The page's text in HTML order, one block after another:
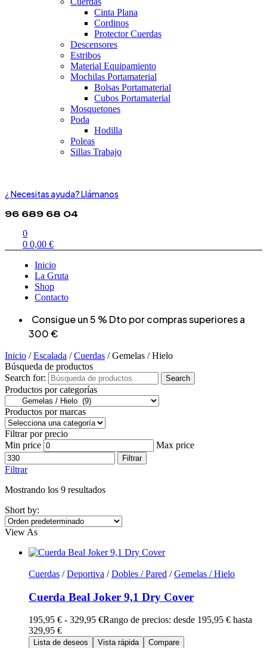
Cinta Plana
Cordinos
Protector Cuerdas
Descensores
Estribos
Material Equipamiento
Mochilas Portamaterial
Bolsas Portamaterial
Cubos Portamaterial
Mosquetones
Poda
Hodilla
Poleas
Sillas Trabajo
¿ Necesitas ayuda? Llámanos
96 689 68 04
0
0 0,00 €
Inicio
La Gruta
Shop
Contacto
Consigue un 5 % Dto por compras superiores a
300 €
Inicio /Escalada /Cuerdas / Gemelas / Hielo
Búsqueda de productos
Search for:
Search
Productos por categorías
Productos por marcas
Filtrar por precio
Min price
Max price
Filtrar
Filtrar
Mostrando los 9 resultados
Short by:
View As
Cuerdas /Deportiva /Dobles / Pared /Gemelas / Hielo
Cuerda Beal Joker 9,1 Dry Cover
195,95 € - 329,95 €Rango de precios: desde 195,95 € hasta
329,95 €
Lista de deseos Vista rápida Compare